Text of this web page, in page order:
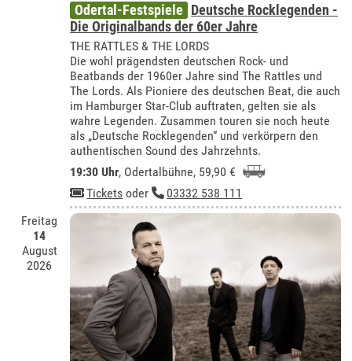
Odertal-Festspiele Deutsche Rocklegenden -
Die Originalbands der 60er Jahre
THE RATTLES & THE LORDS
Die wohl prägendsten deutschen Rock- und
Beatbands der 1960er Jahre sind The Rattles und
The Lords. Als Pioniere des deutschen Beat, die auch
im Hamburger Star-Club auftraten, gelten sie als
wahre Legenden. Zusammen touren sie noch heute
als „Deutsche Rocklegenden“ und verkörpern den
authentischen Sound des Jahrzehnts.
19:30 Uhr, Odertalbühne, 59,90 €
Tickets oder
03332 538 111
Freitag
14
August
2026